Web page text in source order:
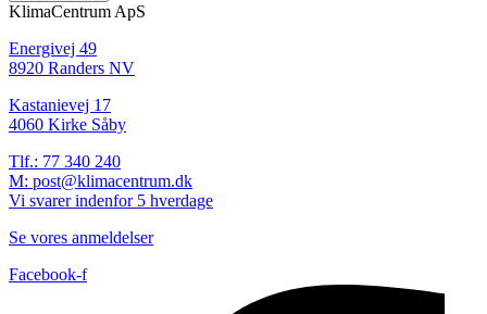
KlimaCentrum ApS
Energivej 49
8920 Randers NV
Kastanievej 17
4060 Kirke Såby
Tlf.: 77 340 240
M: post@klimacentrum.dk
Vi svarer indenfor 5 hverdage
Se vores anmeldelser
Facebook-f